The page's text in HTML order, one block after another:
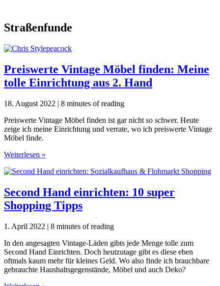
Straßenfunde
Preiswerte Vintage Möbel finden: Meine
tolle Einrichtung aus 2. Hand
18. August 2022 | 8 minutes of reading
Preiswerte Vintage Möbel finden ist gar nicht so schwer. Heute
zeige ich meine Einrichtung und verrate, wo ich preiswerte Vintage
Möbel finde.
Preiswerte
Möbel
Meine
tolle
Einrichtung
2.
Weiterlesen »
Second Hand einrichten: 10 super
Shopping Tipps
1. April 2022 | 8 minutes of reading
In den angesagten Vintage-Läden gibts jede Menge tolle zum
Second Hand Einrichten. Doch heutzutage gibt es diese eben
oftmals kaum mehr für kleines Geld. Wo also finde ich brauchbare
gebrauchte Haushaltsgegenstände, Möbel und auch Deko?